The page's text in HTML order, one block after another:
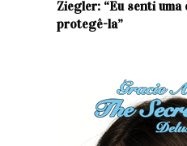
Ziegler: “Eu senti
protegê-la”